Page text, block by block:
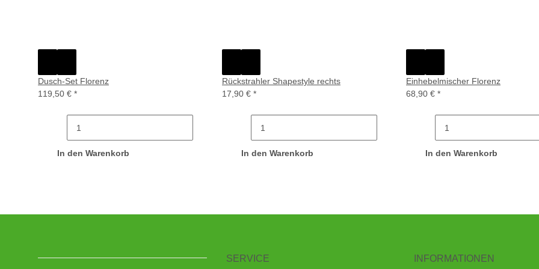
Dusch-Set Florenz
119,50 € *
In den Warenkorb
Rückstrahler Shapestyle rechts
17,90 € *
In den Warenkorb
Einhebelmischer Florenz
68,90 € *
In den Warenkorb
SERVICE INFORMATIONEN